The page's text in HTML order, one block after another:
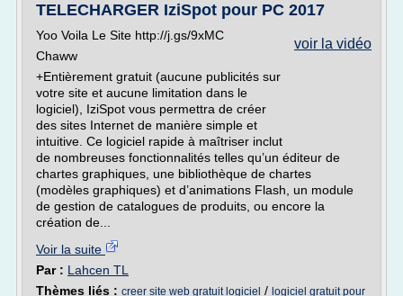
TELECHARGER IziSpot pour PC 2017
voir la vidéo
Yoo Voila Le Site http://j.gs/9xMC
Chaww
+Entièrement gratuit (aucune publicités sur
votre site et aucune limitation dans le
logiciel), IziSpot vous permettra de créer
des sites Internet de manière simple et
intuitive. Ce logiciel rapide à maîtriser inclut
de nombreuses fonctionnalités telles qu’un éditeur de
chartes graphiques, une bibliothèque de chartes
(modèles graphiques) et d’animations Flash, un module
de gestion de catalogues de produits, ou encore la
création de...
Voir la suite
Par : Lahcen TL
Thèmes liés : creer site web gratuit logiciel / logiciel gratuit pour